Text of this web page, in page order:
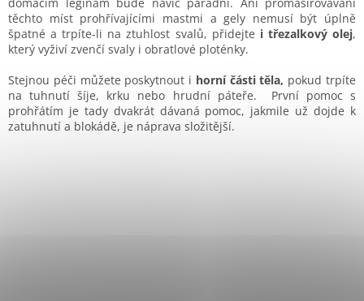
těchto míst prohřívajícími mastmi a gely nemusí být úplně
špatné a trpíte-li na ztuhlost svalů, přidejte i třezalkový olej,
který vyživí zvenčí svaly i obratlové ploténky.
Stejnou péči můžete poskytnout i horní části těla, pokud trpíte
na tuhnutí šíje, krku nebo hrudní páteře. První pomoc s
prohřátím je tady dvakrát dávaná pomoc, jakmile už dojde k
zatuhnutí a blokádě, je náprava složitější.